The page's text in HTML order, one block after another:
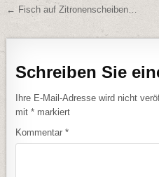
← Fisch auf Zitronenscheiben…
Schreiben Sie
Ihre E-Mail-Adresse wird nicht
mit* markiert
Kommentar*